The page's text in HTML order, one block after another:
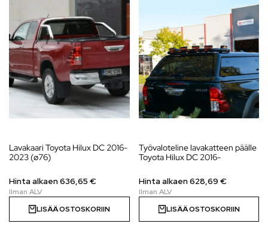
Lavakaari Toyota Hilux DC 2016-
2023 (ø76)
Hinta alkaen 636,65 €
LISÄÄ OSTOSKORIIN
Työvaloteline lavakatteen päälle
Toyota Hilux DC 2016-
Hinta alkaen628,69 €
LISÄÄ OSTOSKORIIN